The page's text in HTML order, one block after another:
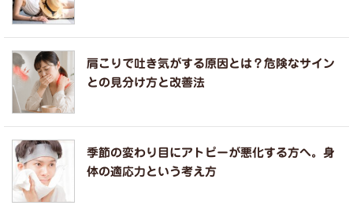
肩こりで吐き気がする原因とは？危険なサイン
との見分け方と改善法
季節の変わり目にアトピーが悪化する方へ。身
体の適応力という考え方